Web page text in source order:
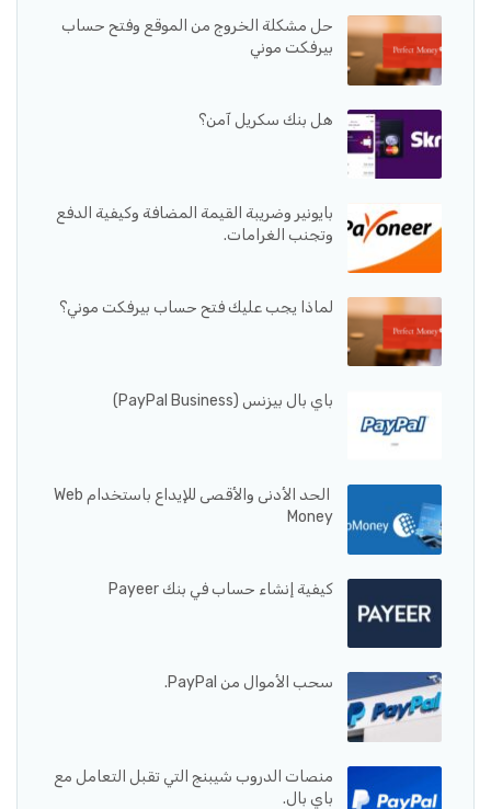
حل مشكلة الخروج من الموقع وفتح حساب
بيرفكت موني
هل بنك سكريل آمن؟
بايونير وضريبة القيمة المضافة وكيفية الدفع
وتجنب الغرامات.
لماذا يجب عليك فتح حساب بيرفكت موني؟
باي بال بيزنس (PayPal Business)
الحد الأدنى والأقصى للإيداع باستخدام Web
Money
كيفية إنشاء حساب في بنك Payeer
سحب الأموال من PayPal.
منصات الدروب شيبنج التي تقبل التعامل مع
باي بال.